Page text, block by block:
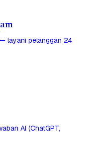
layani pelanggan 24
AI (ChatGPT,